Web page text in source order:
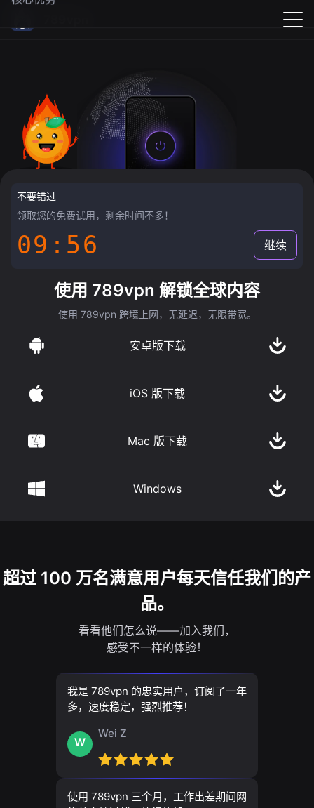
不要错过
领取您的免费试用，剩余时间不多！
09:55 继续
使用 789vpn 解锁全球内容
使用 789vpn 跨境上网，无延迟，无限带宽。
安卓版下载
iOS 版下载
Mac 版下载
Windows
超过 100 万名满意用户每天信任我们的产
品。
看看他们怎么说——加入我们，
感受不一样的体验！
我是 789vpn 的忠实用户，订阅了一年
多，速度稳定，强烈推荐！
W
Wei Z
使用 789vpn 三个月，工作出差期间网